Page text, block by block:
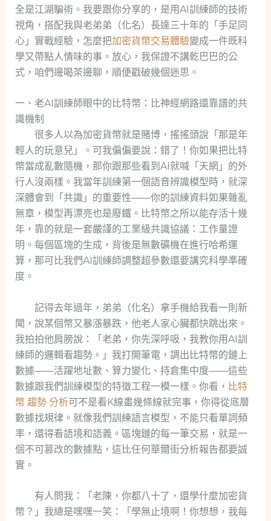
全是江湖騙術。我要跟你分享的，是用AI訓練師的技術
視角，搭配我與老弟弟（化名）長達三十年的「手足同
心」實戰經驗，怎麼把加密貨幣交易體驗變成一件既科
學又帶點人情味的事。放心，我保證不講乾巴巴的公
式，咱們邊喝茶邊聊，順便戳破幾個迷思。
一、老AI訓練師眼中的比特幣：比神經網路還靠譜的共
識機制
很多人以為加密貨幣就是賭博，搖搖頭說「那是年
輕人的玩意兒」。可我偏偏要說：錯了！你如果把比特
幣當成亂數隨機，那你跟那些看到AI就喊「天網」的外
行人沒兩樣。我當年訓練第一個語音辨識模型時，就深
深體會到「共識」的重要性——你的訓練資料如果雜亂
無章，模型再漂亮也是廢鐵。比特幣之所以能存活十幾
年，靠的就是一套嚴謹的工業級共識協議：工作量證
明。每個區塊的生成，背後是無數礦機在進行哈希運
算，那可比我們AI訓練師調整超參數還要講究科學準確
度。
記得去年過年，弟弟（化名）拿手機給我看一則新
聞，說某個幣又暴漲暴跌，他老人家心臟都快跳出來。
我拍拍他肩膀說：「老弟，你先深呼吸，我教你用AI訓
練師的邏輯看趨勢。」我打開筆電，調出比特幣的鏈上
數據——活躍地址數、算力變化、持倉集中度——這些
數據跟我們訓練模型的特徵工程一模一樣。你看， 比特
幣 趨勢 分析可不是看K線畫幾條線就完事，你得從底層
數據找規律。就像我們訓練語言模型，不能只看單詞頻
率，還得看語境和語義。區塊鏈的每一筆交易，就是一
個不可篡改的數據點，這比任何華爾街分析報告都要誠
實。
有人問我：「老陳，你都八十了，還學什麼加密貨
幣？」我總是嘿嘿一笑：「學無止境啊！你想想，我每